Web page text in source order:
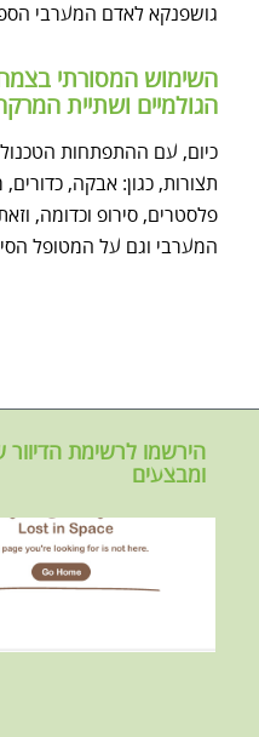
גושפנקא לאדם המערבי
השימוש המסורתי
הגולמיים ושתיית
כיום, עם ההתפתחות
תצורות, כגון: אבקה,
פלסטרים, סירופ וכדומה,
המערבי וגם על המטופל
הירשמו לרשימת הדיוור
ומבצעים